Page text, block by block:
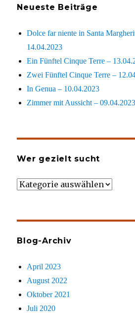
Neueste Beiträge
Dolce far niente in Santa
14.04.2023
Ein Fünftel Cinque Terre –
Zwei Fünftel Cinque Terre –
In Genua – 10.04.2023
Zimmer mit Aussicht – 09.04.2023
Wer gezielt sucht
Wer
Blog-Archiv
April 2023
August 2022
Oktober 2021
Juli 2020